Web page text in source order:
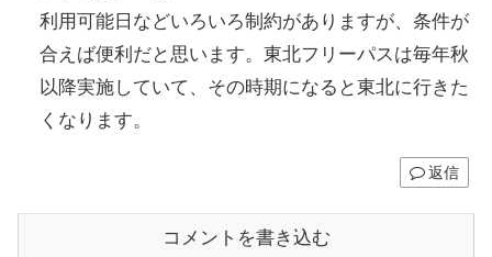
利用可能日などいろいろ制約がありますが、条件が
合えば便利だと思います。東北フリーパスは毎年秋
以降実施していて、その時期になると東北に行きた
くなります。
返信
コメントを書き込む